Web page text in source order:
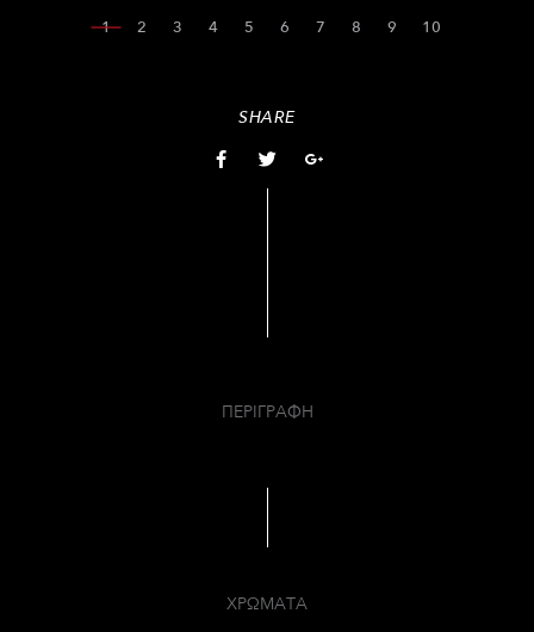
1 2 3 4 5 6 7 8 9 10
SHARE
ΠΕΡΙΓΡΑΦΗ
ΧΡΩΜΑΤΑ